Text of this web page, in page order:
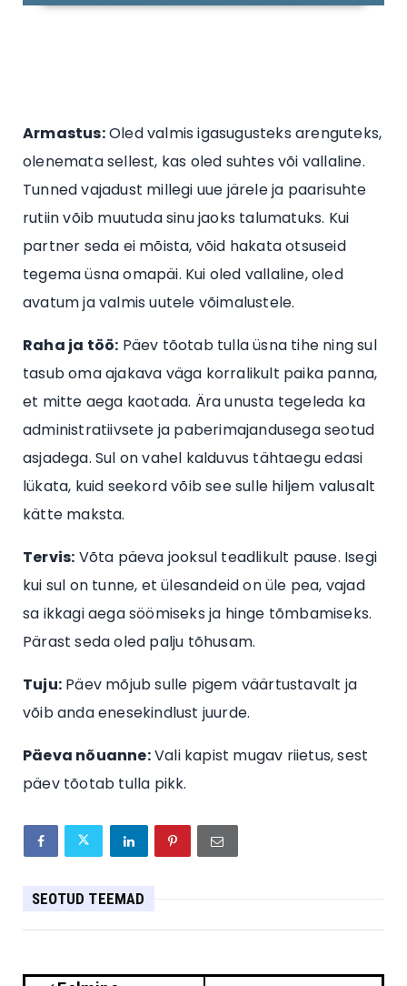
Armastus:Oled valmis igasugusteks arenguteks,
olenemata sellest, kas oled suhtes või vallaline.
Tunned vajadust millegi uue järele ja paarisuhte
rutiin võib muutuda sinu jaoks talumatuks. Kui
partner seda ei mõista, võid hakata otsuseid
tegema üsna omapäi. Kui oled vallaline, oled
avatum ja valmis uutele võimalustele.
Raha ja töö: Päev tõotab tulla üsna tihe ning sul
tasub oma ajakava väga korralikult paika panna,
et mitte aega kaotada. Ära unusta tegeleda ka
administratiivsete ja paberimajandusega seotud
asjadega. Sul on vahel kalduvus tähtaegu edasi
lükata, kuid seekord võib see sulle hiljem valusalt
kätte maksta.
Tervis: Võta päeva jooksul teadlikult pause. Isegi
kui sul on tunne, et ülesandeid on üle pea, vajad
sa ikkagi aega söömiseks ja hinge tõmbamiseks.
Pärast seda oled palju tõhusam.
Tuju: Päev mõjub sulle pigem väärtustavalt ja
võib anda enesekindlust juurde.
Päeva nõuanne:Vali kapist mugav riietus, sest
päev tõotab tulla pikk.
SEOTUD TEEMAD